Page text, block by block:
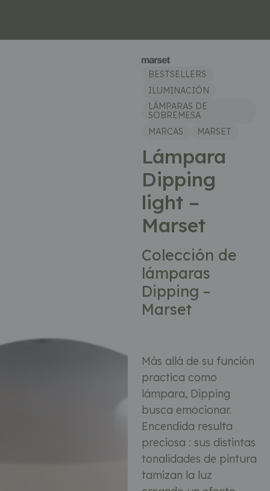
BESTSELLERS
ILUMINACIÓN
LÁMPARAS DE
SOBREMESA
MARCAS
MARSET
Lámpara
Dipping
light –
Marset
Colección de
lámparas
Dipping –
Marset
Más allá de su función
practica como
lámpara, Dipping
busca emocionar.
Encendida resulta
preciosa : sus distintas
tonalidades de pintura
tamizan la luz